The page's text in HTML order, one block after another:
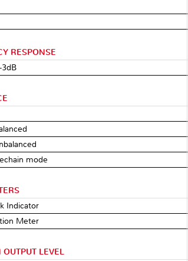
RESPONSE
3dB
mode
Indicator
Meter
LEVEL